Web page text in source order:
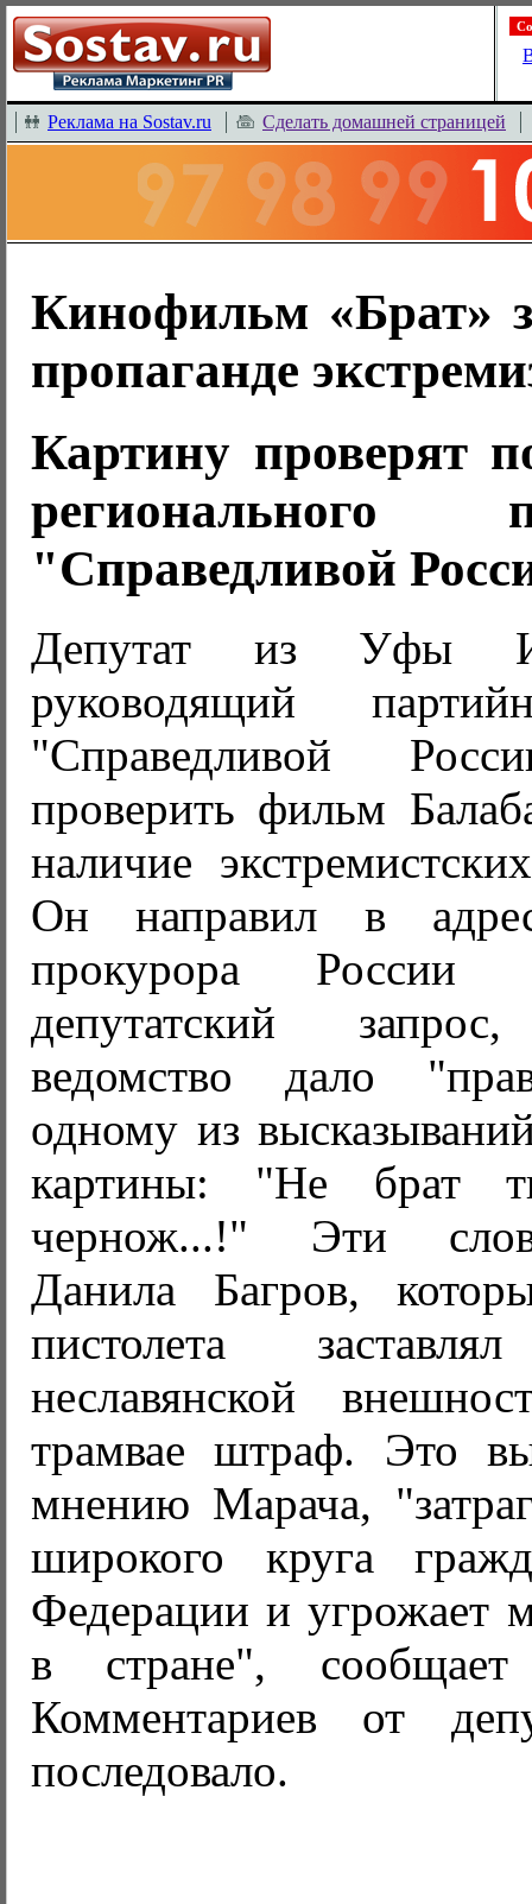
Реклама на Sostav.ru Сделать домашней страницей
Кинофильм «Брат»
пропаганде
Картину проверят
регионального
"Справедливой
Депутат из Уфы
руководящий
"Справедливой
проверить фильм
наличие
Он направил в адрес
прокурора
депутатский
ведомство дало
одному из
картины: "Не брат
чернож...!" Эти
Данила Багров,
пистолета
неславянской
трамвае штраф. Это
мнению Марача,
широкого круга
Федерации и угрожает
в стране",
Комментариев от
последовало.